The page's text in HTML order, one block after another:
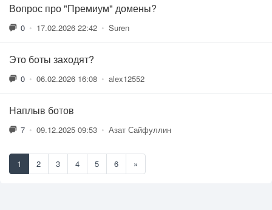
Вопрос про "Премиум" домены?
0 • 17.02.2026 22:42 • Suren
Это боты заходят?
0 • 06.02.2026 16:08 • alex12552
Наплыв ботов
7 • 09.12.2025 09:53 • Азат Сайфуллин
1 2 3 4 5 6 »